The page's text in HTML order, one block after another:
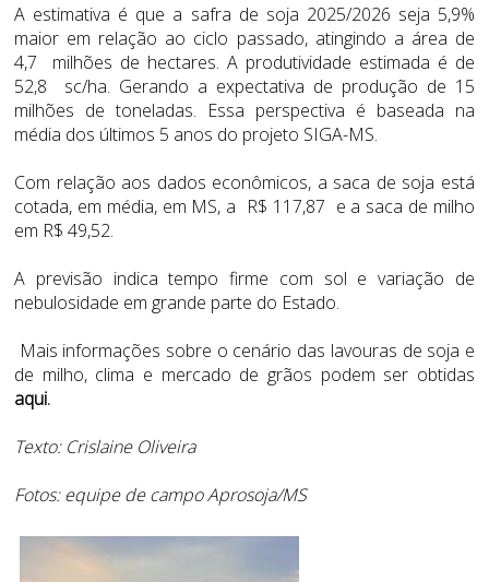
A estimativa é que a safra de soja 2025/2026 seja 5,9%
maior em relação ao ciclo passado, atingindo a área de
4,7 milhões de hectares. A produtividade estimada é de
52,8 sc/ha. Gerando a expectativa de produção de 15
milhões de toneladas. Essa perspectiva é baseada na
média dos últimos 5 anos do projeto SIGA-MS.
Com relação aos dados econômicos, a saca de soja está
cotada, em média, em MS, a R$ 117,87 e a saca de milho
em R$ 49,52.
A previsão indica tempo firme com sol e variação de
nebulosidade em grande parte do Estado.
Mais informações sobre o cenário das lavouras de soja e
de milho, clima e mercado de grãos podem ser obtidas
aqui.
Texto: Crislaine Oliveira
Fotos: equipe de campo Aprosoja/MS